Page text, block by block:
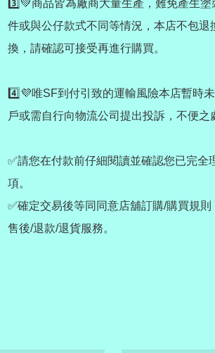
3️⃣💚商品皆為廠商大量生產，難免產生
件或與公仔款式不同等情況，本店不包退
換，請確認可接受再進行購買。
4️⃣💜唯SF到付引致的運輸風險本店暫時
戶或需自行向物流公司提出投訴，不便之
✅請您在付款前仔細閱讀並確認您已完全
項。
✅確定交易後等同同意店舖訂購/購買規